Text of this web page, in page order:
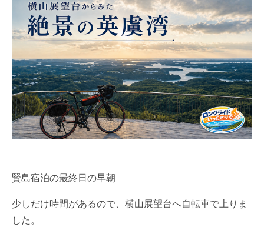
賢島宿泊の最終日の早朝
少しだけ時間があるので、横山展望台へ自転車で上りま
した。